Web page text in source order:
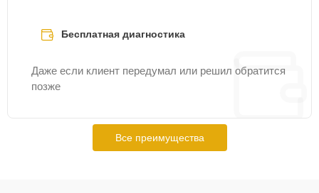
Бесплатная диагностика
Даже если клиент передумал или решил обратится
позже
Все преимущества